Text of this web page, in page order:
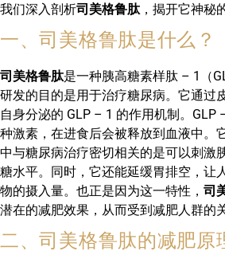
我们深入剖析司美格鲁肽 ，揭开它神秘
一、司美格鲁肽是什么？
司美格鲁肽是一种胰高糖素样肽 – 1（
研发的目的是用于治疗糖尿病。它通过
自身分泌的 GLP – 1 的作用机制。GLP
种激素，在进食后会被释放到血液中。
中与糖尿病治疗密切相关的是可以刺激
糖水平。同时，它还能延缓胃排空，让
物的摄入量。也正是因为这一特性， 司
潜在的减肥效果，从而受到减肥人群的
二、司美格鲁肽的减肥原